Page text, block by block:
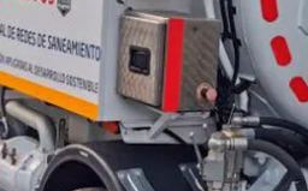
Santiago Kalea 1, 20280,
VISITAR WEB CÓMO
Llamar